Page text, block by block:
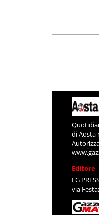
di Aosta
Editore
LG
via